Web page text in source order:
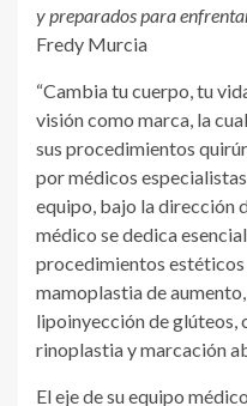
y preparados para
Fredy Murcia
“Cambia tu cuerpo, tu
visión como marca, la
sus procedimientos
por médicos
equipo, bajo la dirección
médico se dedica
procedimientos
mamoplastia de
lipoinyección de glúteos,
rinoplastia y marcación
El eje de su equipo